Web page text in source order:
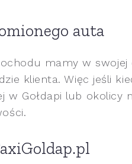
auta
mamy w swojej
klienta. Więc jeśli
Gołdapi lub okolicy